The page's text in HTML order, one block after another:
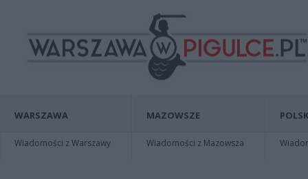
WARSZAWA
Wiadomości z Warszawy
MAZOWSZE
Wiadomości z Mazowsza